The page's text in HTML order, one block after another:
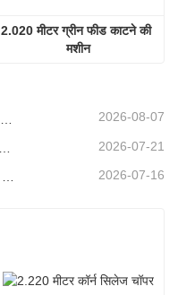
2.020 मीटर ग्रीन फीड काटने की
मशीन
2026-08-07
2026-07-21
विदेशी ग्राहकों ने शेडोंग सेनरुई कृषि और पशुधन उपकरणों का दौरा और निरीक्षण किया। 2026-07-16